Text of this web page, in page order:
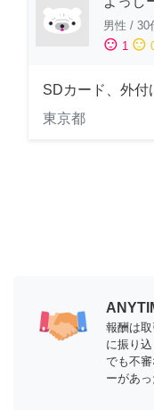
男性 / 30
sentiment_satisfied 1 sentiment_neutral
SDカード、外付
東京都
報酬は
に振り
でも不
ーがあ